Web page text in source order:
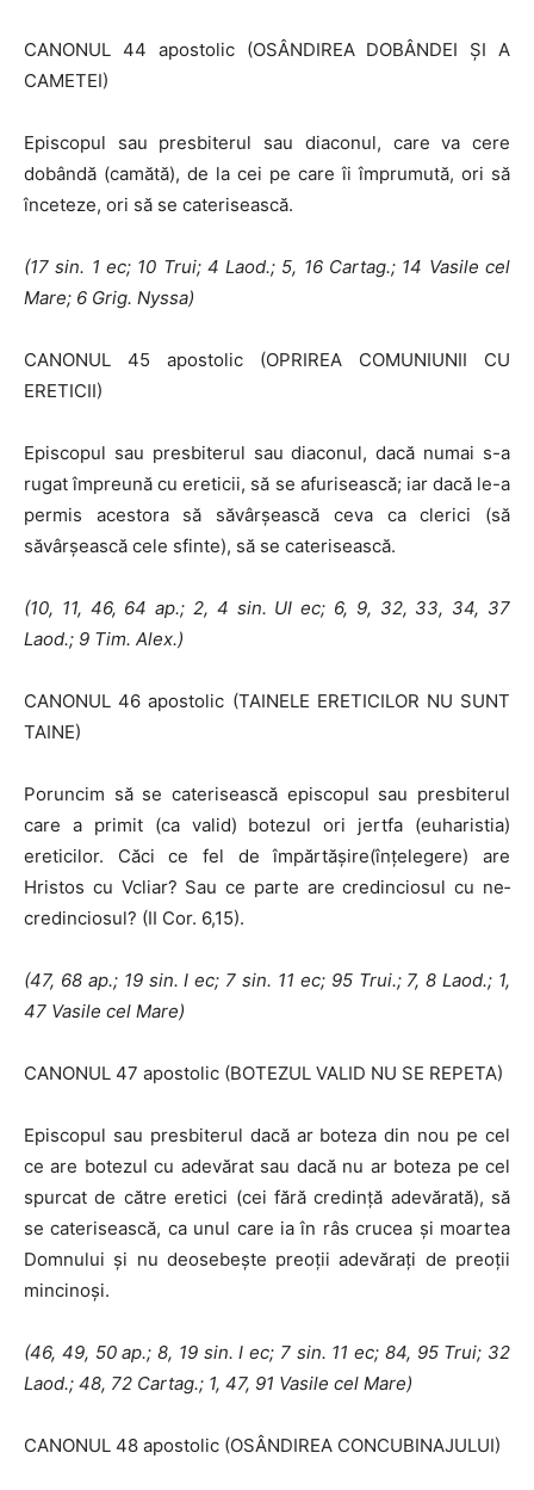
CANONUL 44 apostolic (OSÂNDIREA DOBÂNDEI ŞI A
CAMETEI)
Episcopul sau presbiterul sau diaconul, care va cere
dobândă (camătă), de la cei pe care îi împrumută, ori să
înceteze, ori să se caterisească.
(17 sin. 1 ec; 10 Trui; 4 Laod.; 5, 16 Cartag.; 14 Vasile cel
Mare; 6 Grig. Nyssa)
CANONUL 45 apostolic (OPRIREA COMUNIUNII CU
ERETICII)
Episcopul sau presbiterul sau diaconul, dacă numai s-a
rugat împreună cu ereticii, să se afurisească; iar dacă le-a
permis acestora să săvârşească ceva ca clerici (să
săvârşească cele sfinte), să se caterisească.
(10, 11, 46, 64 ap.; 2, 4 sin. UI ec; 6, 9, 32, 33, 34, 37
Laod.; 9 Tim. Alex.)
CANONUL 46 apostolic (TAINELE ERETICILOR NU SUNT
TAINE)
Poruncim să se caterisească episcopul sau presbiterul
care a primit (ca valid) botezul ori jertfa (euharistia)
ereticilor. Căci ce fel de împărtăşire(înţelegere) are
Hristos cu Vcliar? Sau ce parte are credinciosul cu ne­
credinciosul? (II Cor. 6,15).
(47, 68 ap.; 19 sin.Iec; 7 sin. 11 ec; 95 Trui.; 7, 8 Laod.; 1,
47 Vasile cel Mare)
CANONUL 47 apostolic (BOTEZUL VALID NU SE REPETA)
Episcopul sau presbiterul dacă ar boteza din nou pe cel
ce are botezul cu adevărat sau dacă nu ar boteza pe cel
spurcat de către eretici (cei fără credinţă adevărată), să
se caterisească, ca unul care ia în râs crucea şi moartea
Domnului şi nu deosebeşte preoţii adevăraţi de preoţii
mincinoşi.
(46, 49, 50 ap.; 8, 19 sin.I ec; 7 sin. 11 ec; 84, 95 Trui; 32
Laod.; 48, 72 Cartag.; 1, 47, 91 Vasile cel Mare)
CANONUL 48 apostolic (OSÂNDIREA CONCUBINAJULUI)